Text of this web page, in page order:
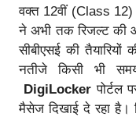
वक्त 12वीं (Class 12)
ने अभी तक रिजल्ट की
सीबीएसई की
नतीजे किसी भी
DigiLocker पोर्टल
मैसेज दिखाई दे रहा है।